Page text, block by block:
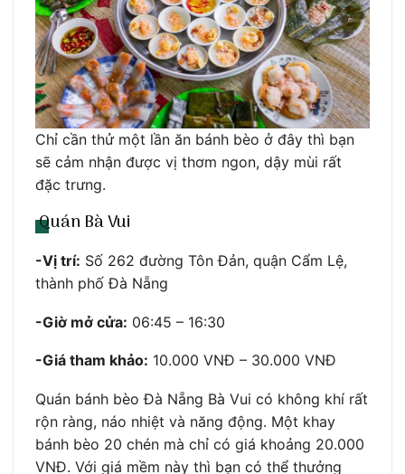
Chỉ cần thử một lần ăn bánh bèo ở đây thì bạn
sẽ cảm nhận được vị thơm ngon, dậy mùi rất
đặc trưng.
Quán Bà Vui
-Vị trí: Số 262 đường Tôn Đản, quận Cẩm Lệ,
thành phố Đà Nẵng
-Giờ mở cửa: 06:45 – 16:30
-Giá tham khảo: 10.000 VNĐ – 30.000 VNĐ
Quán bánh bèo Đà Nẵng Bà Vui có không khí rất
rộn ràng, náo nhiệt và năng động. Một khay
bánh bèo 20 chén mà chỉ có giá khoảng 20.000
VNĐ. Với giá mềm này thì bạn có thể thưởng